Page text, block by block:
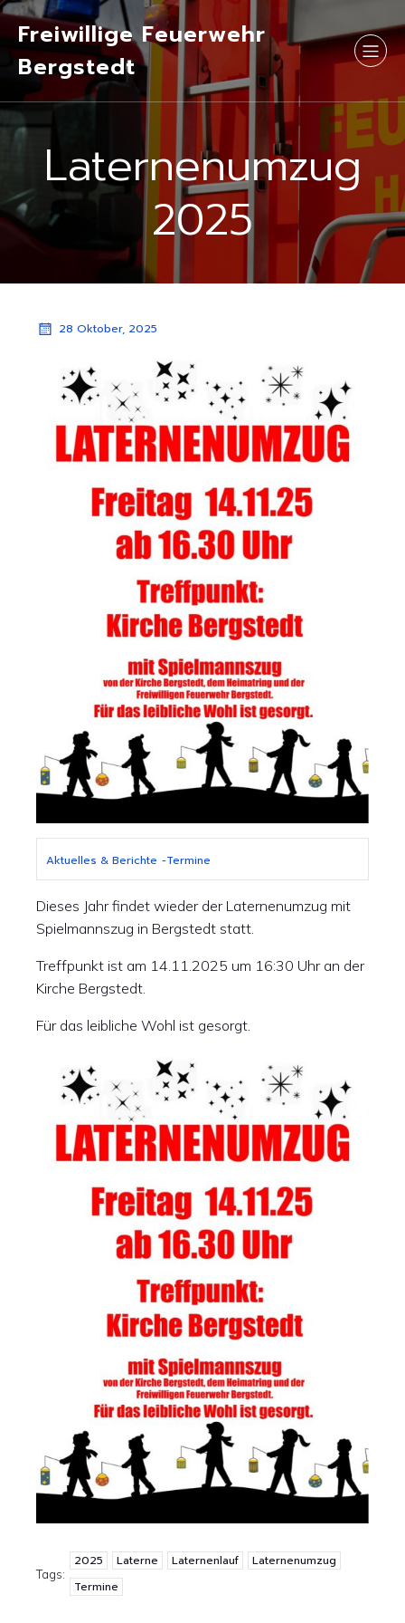
Freiwillige Feuerwehr
Bergstedt
Laternenumzug
2025
28 Oktober, 2025
Aktuelles & Berichte -Termine
Dieses Jahr findet wieder der Laternenumzug mit
Spielmannszug in Bergstedt statt.
Treffpunkt ist am 14.11.2025 um 16:30 Uhr an der
Kirche Bergstedt.
Für das leibliche Wohl ist gesorgt.
Tags:
2025 Laterne Laternenlauf
Laternenumzug
Termine